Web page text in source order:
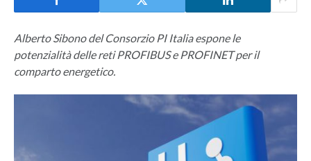
Alberto Sibono del Consorzio PI Italia espone le
potenzialità delle reti PROFIBUS e PROFINET per il
comparto energetico.